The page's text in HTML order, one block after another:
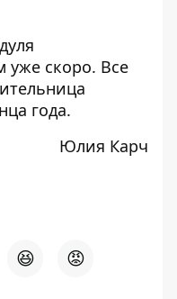
уже скоро. Все
года.
Юлия Карч
😆 😡